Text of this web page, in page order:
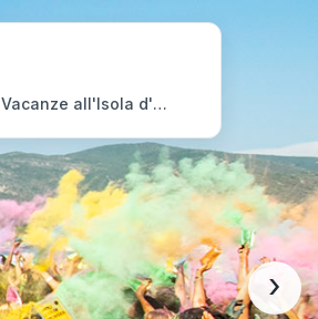
Vacanze all'Isola d'Elba
›